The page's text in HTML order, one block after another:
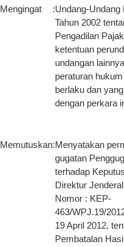
Mengingat :Undang-Undang
Tahun 2002
Pengadilan
ketentuan
undangan
peraturan
berlaku dan
dengan perkara
Memutuskan:Menyatakan
gugatan
terhadap
Direktur
Nomor : KEP-
463/WPJ.19/
19 April 2012,
Pembatalan